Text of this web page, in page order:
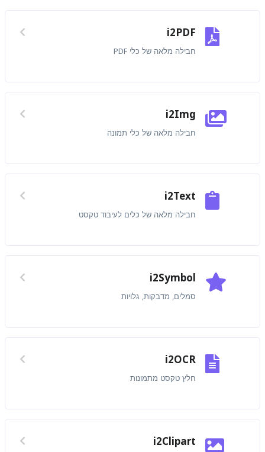
i2PDF
חבילה מלאה של כלי PDF
i2Img
חבילה מלאה של כלי תמונה
i2Text
חבילה מלאה של כלים לעיבוד טקסט
i2Symbol
סמלים, מדבקות, גלויות
i2OCR
חלץ טקסט מתמונות
i2Clipart